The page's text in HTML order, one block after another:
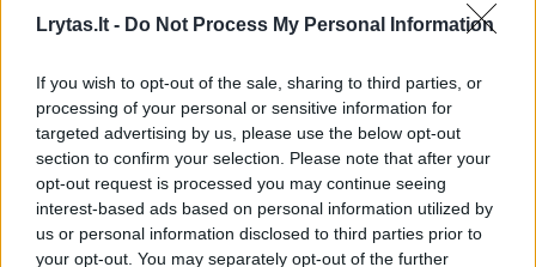
Lrytas.lt - Do Not Process My Personal Information
If you wish to opt-out of the sale, sharing to third parties, or
processing of your personal or sensitive information for
targeted advertising by us, please use the below opt-out
section to confirm your selection. Please note that after your
opt-out request is processed you may continue seeing
interest-based ads based on personal information utilized by
us or personal information disclosed to third parties prior to
your opt-out. You may separately opt-out of the further
00:00:52
A. Gudžius paskutiniuoju metimu nokautavo švedą ir
Sportas
00:02:42
Aptiktos rusų karinio laivo nuolaužos, kurios gali slėpti
133 mlrd. vertės aukso luitus
Žinios